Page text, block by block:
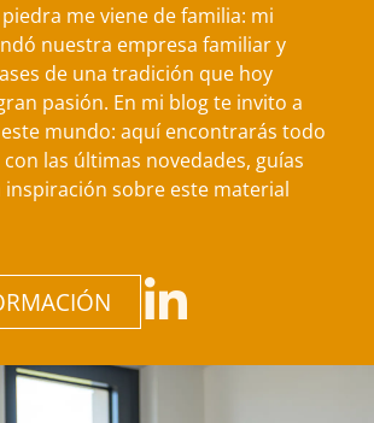
me viene de familia: mi
nuestra empresa familiar y
de una tradición que hoy
pasión. En mi blog te invito a
mundo: aquí encontrarás todo
las últimas novedades, guías
inspiración sobre este material